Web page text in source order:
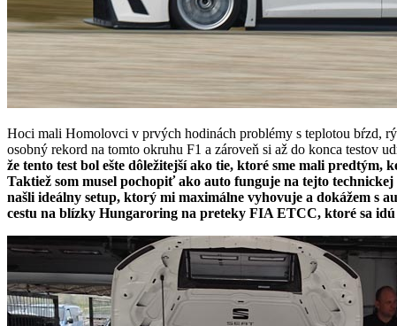
Hoci mali Homolovci v prvých hodinách problémy s teplotou bŕzd,
osobný rekord na tomto okruhu F1 a zároveň si až do konca testov
že tento test bol ešte dôležitejší ako tie, ktoré sme mali
Taktiež som musel pochopiť ako auto funguje na tejto
našli ideálny setup, ktorý mi maximálne vyhovuje a dokážem s
cestu na blízky Hungaroring na preteky FIA ETCC, ktoré sa